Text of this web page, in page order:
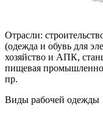
Отрасли:
(одежда и обувь для
хозяйство и АПК,
пищевая
пр.
Виды рабочей одежды